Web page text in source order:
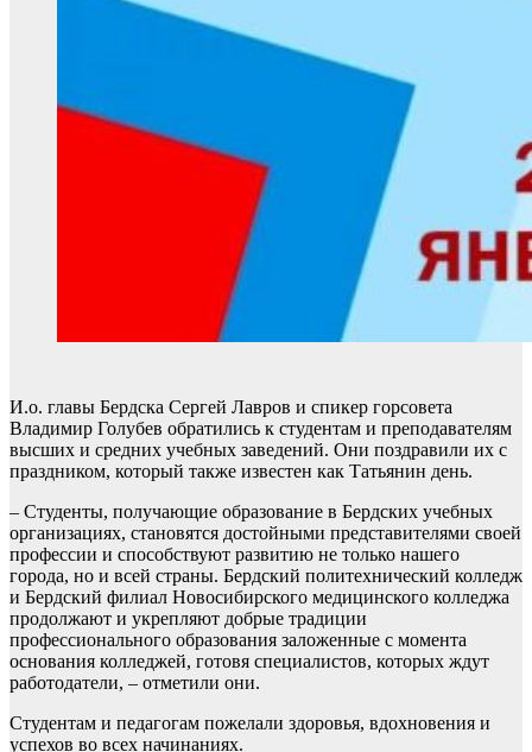
И.о. главы Бердска Сергей Лавров и спикер горсовета
Владимир Голубев обратились к студентам и преподавателям
высших и средних учебных заведений. Они поздравили их с
праздником, который также известен как Татьянин день.
– Студенты, получающие образование в Бердских учебных
организациях, становятся достойными представителями своей
профессии и способствуют развитию не только нашего
города, но и всей страны. Бердский политехнический колледж
и Бердский филиал Новосибирского медицинского колледжа
продолжают и укрепляют добрые традиции
профессионального образования заложенные с момента
основания колледжей, готовя специалистов, которых ждут
работодатели, – отметили они.
Студентам и педагогам пожелали здоровья, вдохновения и
успехов во всех начинаниях.